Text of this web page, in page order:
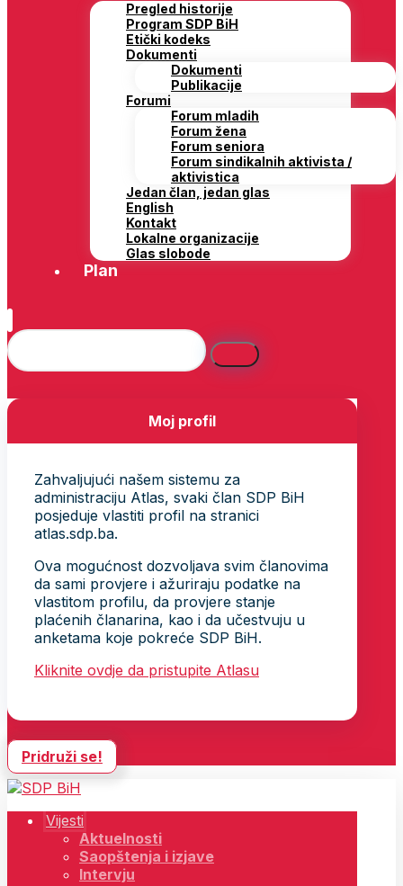
Pregled historije
Program SDP BiH
Etički kodeks
Dokumenti
Dokumenti
Publikacije
Forumi
Forum mladih
Forum žena
Forum seniora
Forum sindikalnih aktivista /
aktivistica
Jedan član, jedan glas
English
Kontakt
Lokalne organizacije
Glas slobode
Plan
Moj profil
Zahvaljujući našem sistemu za
administraciju Atlas, svaki član SDP BiH
posjeduje vlastiti profil na stranici
atlas.sdp.ba.
Ova mogućnost dozvoljava svim članovima
da sami provjere i ažuriraju podatke na
vlastitom profilu, da provjere stanje
plaćenih članarina, kao i da učestvuju u
anketama koje pokreće SDP BiH.
Kliknite ovdje da pristupite Atlasu
Pridruži se!
Vijesti
Aktuelnosti
Saopštenja i izjave
Intervju